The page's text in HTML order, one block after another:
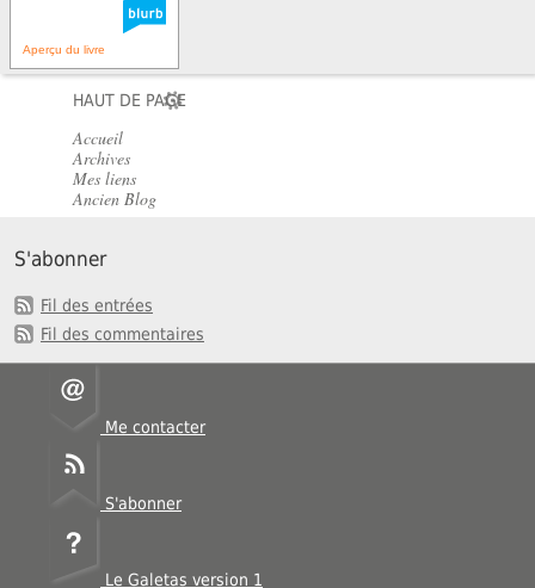
Aperçu du livre
HAUT DE PAGE
Accueil
Archives
Mes liens
Ancien Blog
S'abonner
Fil des entrées
Fil des commentaires
Me contacter
S'abonner
Le Galetas version 1